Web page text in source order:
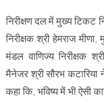
निरीक्षण दल में मुख्य टिकट
निरीक्षक श्री हेमराज
मंडल वाणिज्य निरीक्षक
मैनेजर श्री सौरभ
कहा कि, भविष्य में भी ऐसी